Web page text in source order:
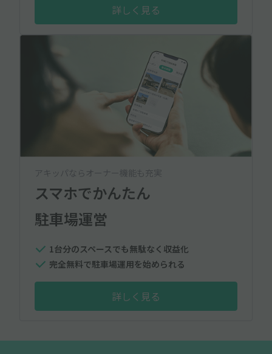
詳しく見る
アキッパならオーナー機能も充実
スマホでかんたん
駐車場運営
1台分のスペースでも無駄なく収益化
完全無料で駐車場運用を始められる
詳しく見る